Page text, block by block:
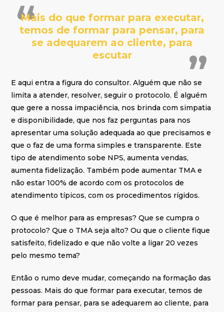
Mais do que formar para executar,
temos de formar para pensar, para
se adequarem ao cliente, para
escutar
E aqui entra a figura do consultor. Alguém que não se
limita a atender, resolver, seguir o protocolo. É alguém
que gere a nossa impaciência, nos brinda com simpatia
e disponibilidade, que nos faz perguntas para nos
apresentar uma solução adequada ao que precisamos e
que o faz de uma forma simples e transparente. Este
tipo de atendimento sobe NPS, aumenta vendas,
aumenta fidelização. Também pode aumentar TMA e
não estar 100% de acordo com os protocolos de
atendimento típicos, com os procedimentos rígidos.
O que é melhor para as empresas? Que se cumpra o
protocolo? Que o TMA seja alto? Ou que o cliente fique
satisfeito, fidelizado e que não volte a ligar 20 vezes
pelo mesmo tema?
Então o rumo deve mudar, começando na formação das
pessoas. Mais do que formar para executar, temos de
formar para pensar, para se adequarem ao cliente, para